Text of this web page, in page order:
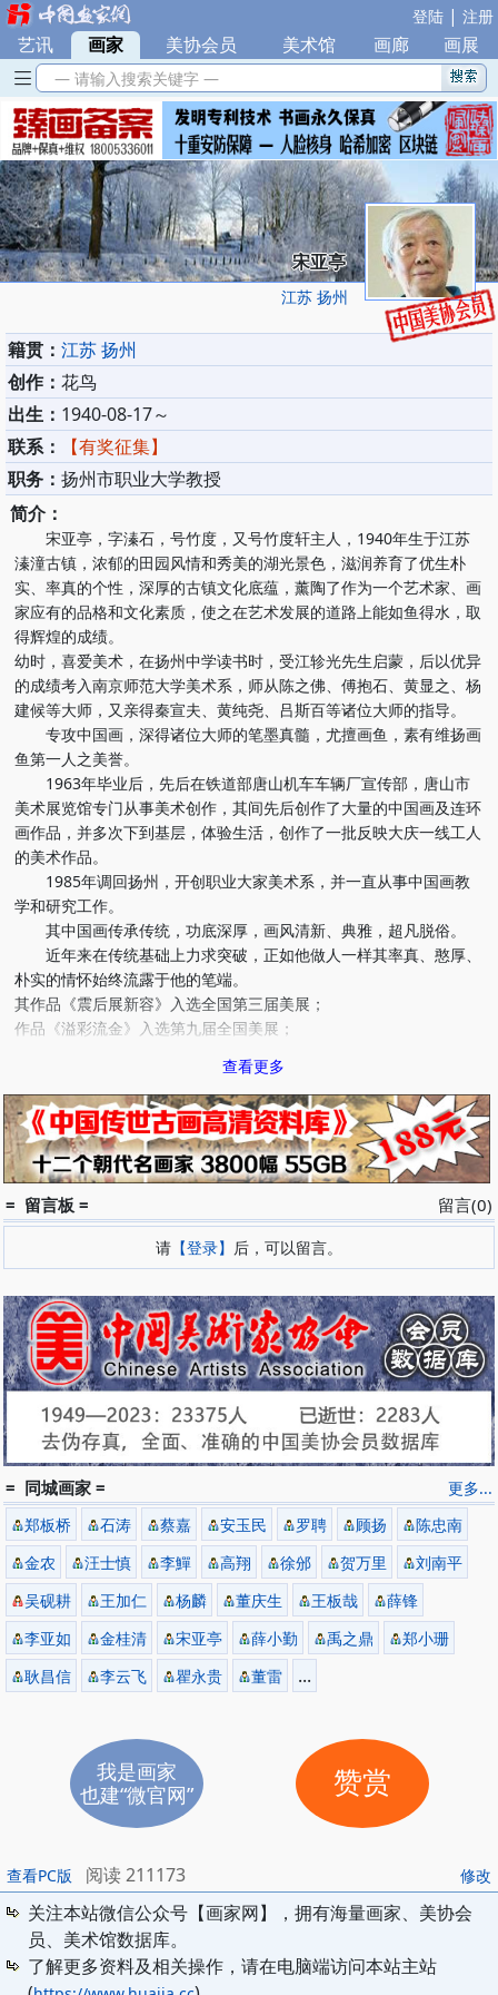
登陆 | 注册
艺讯 | 画家 美协会员 美术馆 画廊 画展
— 请输入搜索关键字 —
宋亚亭
江苏 扬州
籍贯： 江苏 扬州
创作： 花鸟
出生： 1940-08-17～
联系：
【有奖征集】
职务： 扬州市职业大学教授
简介：
宋亚亭，字溱石，号竹度，又号竹度轩主人，1940年生于江苏
溱潼古镇，浓郁的田园风情和秀美的湖光景色，滋润养育了优生朴
实、率真的个性，深厚的古镇文化底蕴，薰陶了作为一个艺术家、画
家应有的品格和文化素质，使之在艺术发展的道路上能如鱼得水，取
得辉煌的成绩。
幼时，喜爱美术，在扬州中学读书时，受江轸光先生启蒙，后以优异
的成绩考入南京师范大学美术系，师从陈之佛、傅抱石、黄显之、杨
建候等大师，又亲得秦宣夫、黄纯尧、吕斯百等诸位大师的指导。
专攻中国画，深得诸位大师的笔墨真髓，尤擅画鱼，素有维扬画
鱼第一人之美誉。
1963年毕业后，先后在铁道部唐山机车车辆厂宣传部，唐山市
美术展览馆专门从事美术创作，其间先后创作了大量的中国画及连环
画作品，并多次下到基层，体验生活，创作了一批反映大庆一线工人
的美术作品。
1985年调回扬州，开创职业大家美术系，并一直从事中国画教
学和研究工作。
其中国画传承传统，功底深厚，画风清新、典雅，超凡脱俗。
近年来在传统基础上力求突破，正如他做人一样其率真、憨厚、
朴实的情怀始终流露于他的笔端。
其作品《震后展新容》入选全国第三届美展；
作品《溢彩流金》入选第九届全国美展；
作品《东方神鹿》入选第七届全国体育美展；
作品《牛气冲天》、《午夜旋律》等获江苏省优秀作品奖；
作品《飞雪迎春》、《鱼乐》、《荷塘秋鱼》、《洁露》、《阳春草
生》等被海内外美术馆，社会团体机构，
个人收藏。
1980年包装设计《千层锁》、《游标卡尺》分获第一届全国华东设
计大奖和第三届全国包装设计大奖。
辞条编入《世界现代美术家辞典》二次编入“中国美术家”。
2006年入选《中国书画博览》（2006年最具收藏千里100家），
2007年出版作品集《美术家宋亚亭》。
近年来多次在全国举办个展并应邀赴海内外进行学术及书画交流。
现为：
中国美术家协会会员、
中国工艺美术学会会员、
中国壁画学会会员、
江苏省壁画学会秘书长、
江苏省徐悲鸿研究会常务理事、
扬州市壁画研究会会长、
扬州职业大学教授。
查看更多
留言(0)
= 留言板 =
请 【登录】 后，可以留言。
更多...
= 同城画家 =
郑板桥 石涛 蔡嘉 安玉民 罗聘 顾扬
陈忠南
金农
汪士慎 李鱓 高翔 徐邠 贺万里
刘南平
吴砚耕
王加仁 杨麟 董庆生 王板哉
薛锋
李亚如
金桂清 宋亚亭 薛小勤 禹之鼎
郑小珊
耿昌信
李云飞 瞿永贵 董雷 ...
我是画家
也建“微官网”
赞赏
修改
查看PC版
阅读 211173
关注本站微信公众号【画家网】，拥有海量画家、美协会
员、美术馆数据库。
了解更多资料及相关操作，请在电脑端访问本站主站